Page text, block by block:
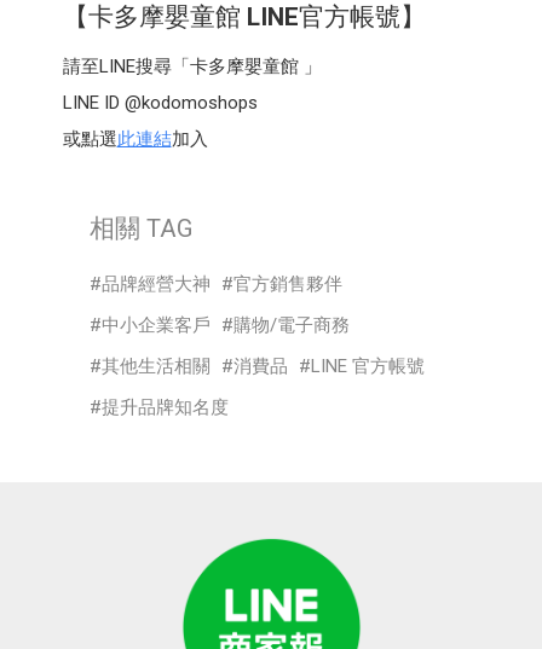
【卡多摩嬰童館 LINE官方帳號】
請至LINE搜尋「卡多摩嬰童館 」
LINE ID @kodomoshops
或點選此連結加入
相關 TAG
品牌經營大神
官方銷售夥伴
中小企業客戶
購物/電子商務
其他生活相關
消費品
LINE 官方帳號
提升品牌知名度